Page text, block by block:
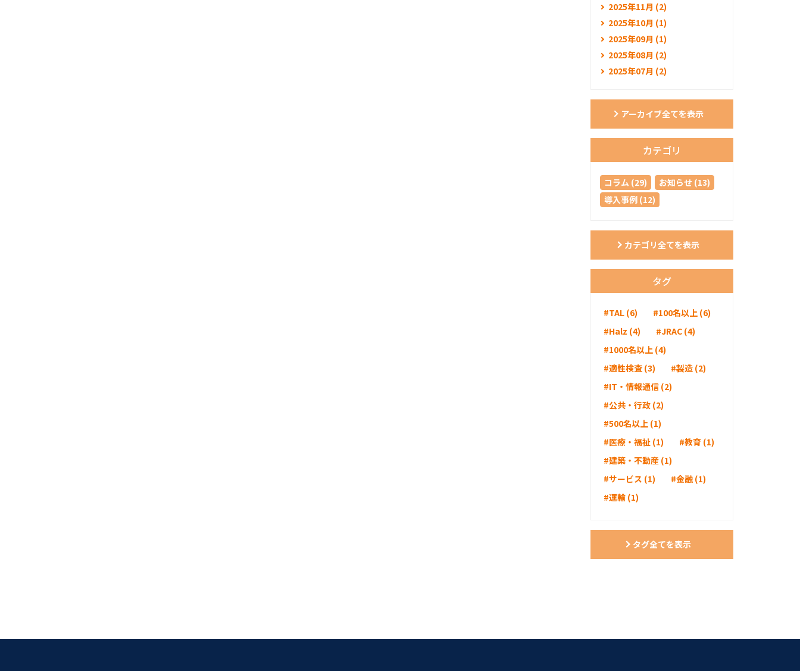
2025年11月 (2)
2025年10月 (1)
2025年09月 (1)
2025年08月 (2)
2025年07月 (2)
アーカイブ全てを表示
カテゴリ
コラム (29)
お知らせ (13)
導入事例 (12)
カテゴリ全てを表示
タグ
#TAL (6)
#100名以上 (6)
#Halz (4)
#JRAC (4)
#1000名以上 (4)
#適性検査 (3)
#製造 (2)
#IT・情報通信 (2)
#公共・行政 (2)
#500名以上 (1)
#医療・福祉 (1)
#教育 (1)
#建築・不動産 (1)
#サービス (1)
#金融 (1)
#運輸 (1)
タグ全てを表示